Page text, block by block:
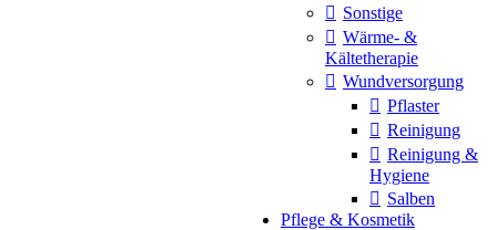
Sonstige
Wärme- &
Kältetherapie
Wundversorgung
Pflaster
Reinigung
Reinigung &
Hygiene
Salben
Pflege & Kosmetik